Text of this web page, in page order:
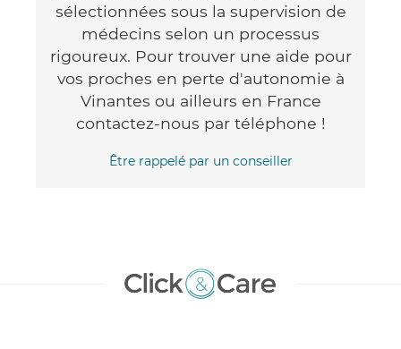
sélectionnées sous la supervision de
médecins selon un processus
rigoureux. Pour trouver une aide pour
vos proches en perte d'autonomie à
Vinantes ou ailleurs en France
contactez-nous par téléphone !
Être rappelé par un conseiller